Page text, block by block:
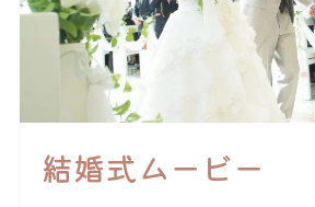
結婚式ムービー